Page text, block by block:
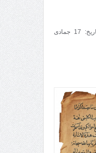
الملاحظات: فرغ من تأليفه بتاريخ: 17 جمادى